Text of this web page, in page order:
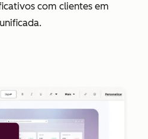
com clientes em